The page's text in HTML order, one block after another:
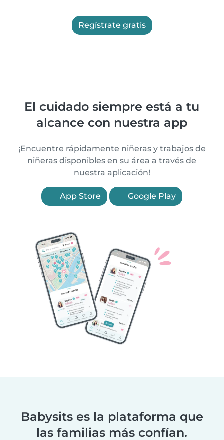
Regístrate gratis
El cuidado siempre está a tu
alcance con nuestra app
¡Encuentre rápidamente niñeras y trabajos de
niñeras disponibles en su área a través de
nuestra aplicación!
App Store Google Play
Babysits es la plataforma que
las familias más confían.